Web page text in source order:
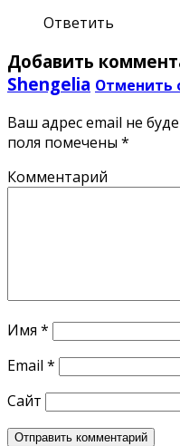
Ответить
Добавить
Shengelia Отменить
Ваш адрес email не
поля помечены *
Комментарий
Имя *
Email *
Сайт